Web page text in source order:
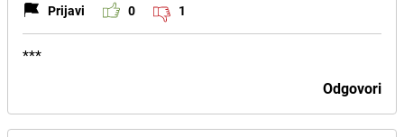
Prijavi 0 1
***
Odgovori